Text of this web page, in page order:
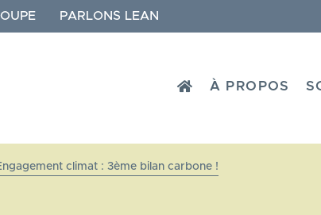
PARLONS LEAN
HOME
À PROPOS
climat : 3ème bilan carbone !